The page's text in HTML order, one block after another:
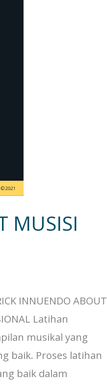
MUSISI
INNUENDO ABOUT
Latihan
musikal yang
baik. Proses latihan
baik dalam